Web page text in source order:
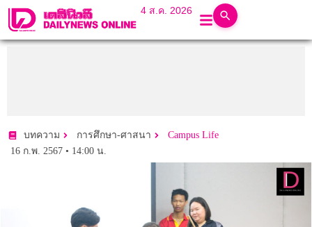
4 ส.ค. 2026
บทความ การศึกษา-ศาสนา
Campus Life
16 ก.พ. 2567 • 14:00 น.